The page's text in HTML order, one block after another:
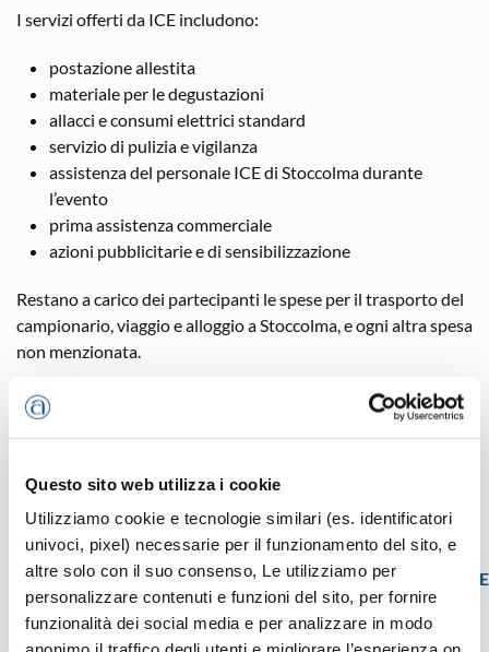
Questo sito web utilizza i cookie
Utilizziamo cookie e tecnologie similari (es. identificatori
univoci, pixel) necessarie per il funzionamento del sito, e
altre solo con il suo consenso, Le utilizziamo per
personalizzare contenuti e funzioni del sito, per fornire
funzionalità dei social media e per analizzare in modo
I servizi offerti da ICE includono:
postazione allestita
materiale per le degustazioni
allacci e consumi elettrici standard
servizio di pulizia e vigilanza
assistenza del personale ICE di Stoccolma durante
l’evento
prima assistenza commerciale
azioni pubblicitarie e di sensibilizzazione
Restano a carico dei partecipanti le spese per il trasporto del
campionario, viaggio e alloggio a Stoccolma, e ogni altra spesa
non menzionata.
Durante il workshop si svolgerà anche una MASTER CLASS
sulle eccellenze agroalimentari artigiane italiane, con
evento londinese del miglior food Made in Italy.
Le imprese interessate devono iscriversi entro e non oltre
il 7 settembre al seguente link:
https://docs.google.com/forms/d/e/
EFQHMte-wwMZNhFADc8_bLg7MnA/viewform?
usp=sf_link.